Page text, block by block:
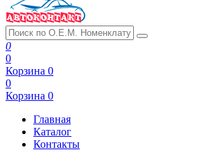
0
0
Корзина 0
0
Корзина 0
Главная
Каталог
Контакты